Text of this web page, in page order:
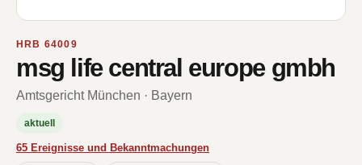
HRB 64009
msg life central europe gmbh
Amtsgericht München · Bayern
aktuell
65 Ereignisse und Bekanntmachungen